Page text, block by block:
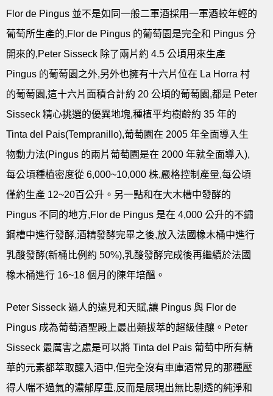
Flor de Pingus 並不是如同一般二軍酒採用一軍酒較年輕的
葡萄所生產的,Flor de Pingus 的葡萄園是完全和 Pingus 分
開來的,Peter Sisseck 除了兩片約 4.5 公頃用來生產
Pingus 的葡萄園之外,另外也擁有十六片位在 La Horra 村
的葡萄園,這十六片面積合計約 20 公頃的葡萄園,都是 Peter
Sisseck 精心挑選的優異地塊,種植平均樹齡約 35 年的
Tinta del Pais(Tempranillo),葡萄園在 2005 年全面導入生
物動力法(Pingus 的兩片葡萄園是在 2000 年就全面導入),
每公頃種植密度從 6,000~10,000 株,嚴格控制產量,每公頃
僅約生產 12~20百公升。另一點和在大木槽中發酵的
Pingus 不同的地方,Flor de Pingus 是在 4,000 公升的不鏽
鋼槽中進行發酵,酒精發酵完畢之後,放入法國橡木桶中進行
乳酸發酵(新桶比例約 50%),乳酸發酵完成後再繼續於法國
橡木桶進行 16~18 個月的陳年培醞。
Peter Sisseck 過人的遠見和天賦,讓 Pingus 與 Flor de
Pingus 成為葡萄酒聖殿上最出類拔萃的超級佳釀。Peter
Sisseck 最厲害之處是可以將 Tinta del Pais 葡萄中所有精
華的元素都萃取釀入酒中,但完全沒有車庫酒常見的那種壓
得人喘不過氣的濃郁厚重,反而是展現出無比剔透的純淨和